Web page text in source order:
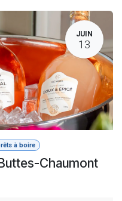
JUIN
13
à boire
Chaumont